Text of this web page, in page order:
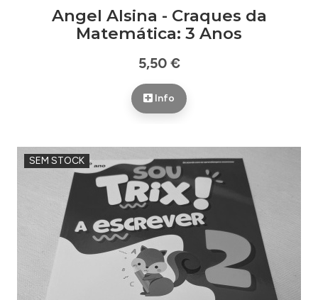
Angel Alsina - Craques da
Matemática: 3 Anos
5,50 €
Info
SEM STOCK